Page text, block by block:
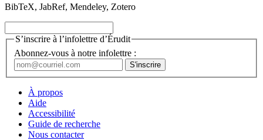
BibTeX, JabRef, Mendeley, Zotero
S’inscrire à l’infolettre d’Érudit
Abonnez-vous à notre infolettre :
À propos
Aide
Accessibilité
Guide de recherche
Nous contacter